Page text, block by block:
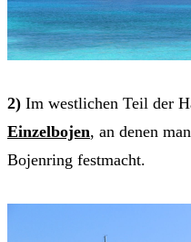
2) Im westlichen Teil der
Einzelbojen, an denen
Bojenring festmacht.